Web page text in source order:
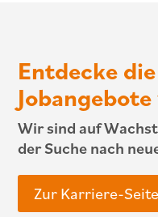
Entdecke
Wir sind auf
der Suche nach
Zur Karriere-Seite